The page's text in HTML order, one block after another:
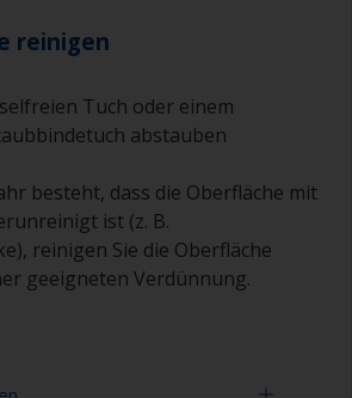
reinigen
Tuch oder einem
abstauben
besteht, dass die Oberfläche mit
ist (z. B.
reinigen Sie die Oberfläche
geeigneten Verdünnung.